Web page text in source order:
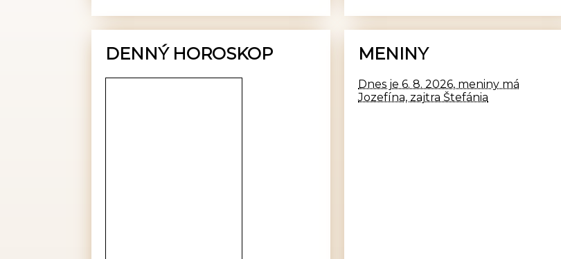
DENNÝ HOROSKOP MENINY
Dnes je 6. 8. 2026, meniny má
Jozefína, zajtra Štefánia